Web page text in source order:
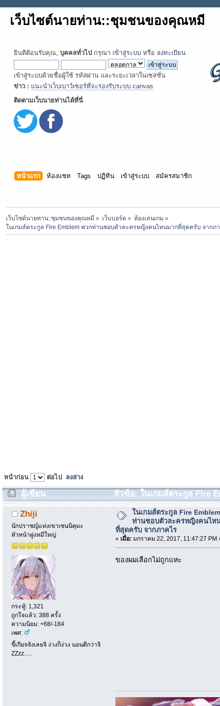
เว็บไซต์นายท่าน::ชุมชนของคุณหมี
ยินดีต้อนรับคุณ, บุคคลทั่วไป กรุณา เข้าสู่ระบบ หรือ ลงทะเบียน
เข้าสู่ระบบด้วยชื่อผู้ใช้ รหัสผ่าน และระยะเวลาในเซสชั่น
ข่าว : แนะนำเว็บเบาว์เซอร์ที่จะรองรับระบบ canvas
ติดตามเว็บนายท่านได้ที่นี่
หน้าแรก ห้องแชท Tags ปฏิทิน เข้าสู่ระบบ สมัครสมาชิก
เว็บไซต์นายท่าน::ชุมชนของคุณหมี » เว็บบอร์ด » ห้องเล่นเกม »
ในเกมส์ตระกูล Fire Emblem พวกท่านชอบตัวละครหญิงคนไหนมากที่สุดครับ จากภ
หน้าก่อน ต่อไป ลงล่าง
ผู้เขียน
หัวข้อ: ในเกมส์ตระกูล Fire
ไหนมากที่สุดครับ จากภาคไร (อ่าน 3249 ครั้ง)
Zhiji
นักปราชญ์แห่งเขาเซนนิคุมะ
หัวหน้าฝูงหมีใหญ่
กระทู้: 1,321
ถูกใจแล้ว: 388 ครั้ง
ความนิยม: +68/-184
เพศ:
ขี้เกียจจังเลยจิ ง่วงก็ง่วง นอนดีกว่าจิ
ZZzz.....
ในเกมส์ตระกูล Fire
ท่านชอบตัวละครหญิงคนไห
ที่สุดครับ จากภาคไร
« เมื่อ: มกราคม 22, 2017, 11:47:27 PM
ของผมเลือกไม่ถูกแหะ